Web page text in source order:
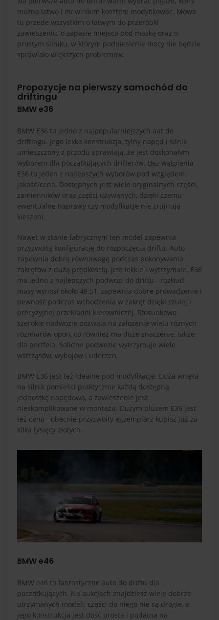
można łatwo i niewielkim kosztem modyfikować. Mowa
tu przede wszystkim o łatwym do przeróbki
zawieszeniu, o zapasie miejsca pod maską oraz o
prostym silniku, w którym podniesienie mocy nie będzie
sprawiało większych problemów.
Propozycje na pierwszy samochód do
driftingu
BMW e36
BMW E36 to jedno z najpopularniejszych aut do
driftingu. Jego lekka konstrukcja, tylny napęd i silnik
umieszczony z przodu sprawiają, że jest doskonałym
wyborem dla początkujących drifterów. Bez wątpienia
E36 to jeden z najlepszych wyborów pod względem
jakość/cena. Dostępnych jest wiele oryginalnych części,
zamienników oraz części używanych, dzięki czemu
ewentualne naprawy czy modyfikacje nie zrujnują
kieszeni.
Nawet w stanie fabrycznym ten model zapewnia
przyzwoitą konfigurację do rozpoczęcia driftu. Auto
zapewnia dobrą równowagę podczas pokonywania
zakrętów z dużą prędkością, jest lekkie i wytrzymałe. E36
ma jedno z najlepszych podwozi do driftu - rozkład
masy wynosi około 49:51, zapewnia dobre prowadzenie i
pewność podczas wchodzenia w zakręt dzięki czułej i
precyzyjnej przekładni kierowniczej. Stosunkowo
szerokie nadwozie pozwala na założenie wielu różnych
rozmiarów opon, co również ma duże znaczenie, także
dla portfela. Solidne podwozie wytrzymuje wiele
wstrząsów, wybojów i uderzeń.
BMW E36 jest też idealne pod modyfikacje. Duża wnęka
na silnik pomieści praktycznie każdą dostępną
jednostkę napędową, a zawieszenie jest
nieskomplikowane w montażu. Dużym plusem E36 jest
też cena - obecnie przyzwoity egzemplarz kupisz już za
kilka tysięcy złotych.
BMW e46
BMW e46 to fantastyczne auto do driftu dla
początkujących. Na aukcjach znajdziesz wiele dobrze
utrzymanych modeli, części do niego nie są drogie, a
jego konstrukcja jest dość prosta i podatna na